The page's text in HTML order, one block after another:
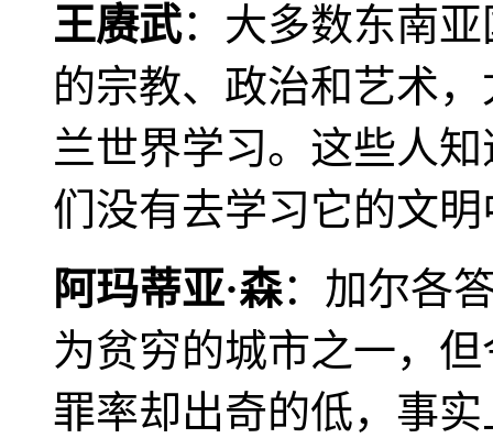
王赓武：大多数东南
的宗教、政治和艺术
兰世界学习。这些人
们没有去学习它的文
阿玛蒂亚·森：加尔各
为贫穷的城市之一，
罪率却出奇的低，事